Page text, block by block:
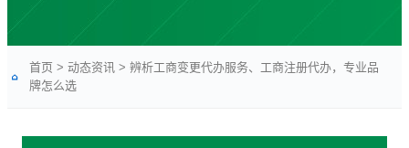
首页 > 动态资讯 > 辨析工商变更代办服务、工商注册代办，专业品
牌怎么选